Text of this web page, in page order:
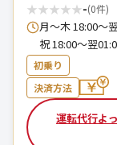
★★★★★-(0件)
月～木 18:00～
祝 18:00～翌
初乗り
決済方法
運転代行よ